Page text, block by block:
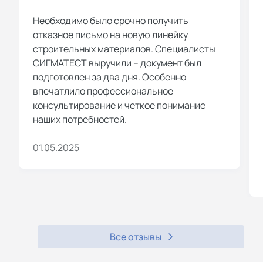
Необходимо было срочно получить
отказное письмо на новую линейку
строительных материалов. Специалисты
СИГМАТЕСТ выручили – документ был
подготовлен за два дня. Особенно
впечатлило профессиональное
консультирование и четкое понимание
наших потребностей.
01.05.2025
Все отзывы